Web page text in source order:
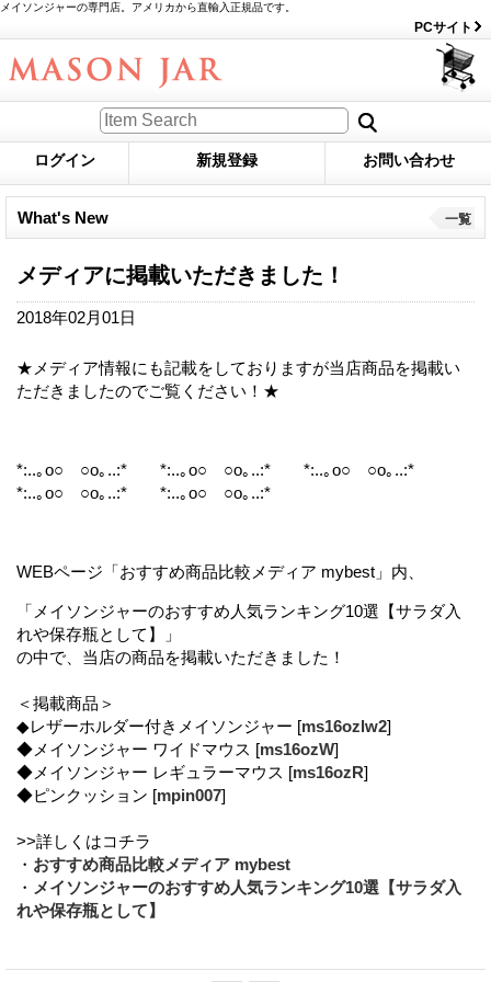
メイソンジャーの専門店。アメリカから直輸入正規品です。
PCサイト
ログイン 新規登録 お問い合わせ
What's New 一覧
メディアに掲載いただきました！
2018年02月01日
★メディア情報にも記載をしておりますが当店商品を掲載い
ただきましたのでご覧ください！★
*:..｡o○ ○o｡..:* *:..｡o○ ○o｡..:* *:..｡o○ ○o｡..:*
*:..｡o○ ○o｡..:* *:..｡o○ ○o｡..:*
WEBページ「おすすめ商品比較メディア mybest」内、
「メイソンジャーのおすすめ人気ランキング10選【サラダ入
れや保存瓶として】」
の中で、当店の商品を掲載いただきました！
＜掲載商品＞
◆レザーホルダー付きメイソンジャー [ms16ozlw2]
◆メイソンジャー ワイドマウス [ms16ozW]
◆メイソンジャー レギュラーマウス [ms16ozR]
◆ピンクッション [mpin007]
>>詳しくはコチラ
・ おすすめ商品比較メディア mybest
・ メイソンジャーのおすすめ人気ランキング10選【サラダ入
れや保存瓶として】